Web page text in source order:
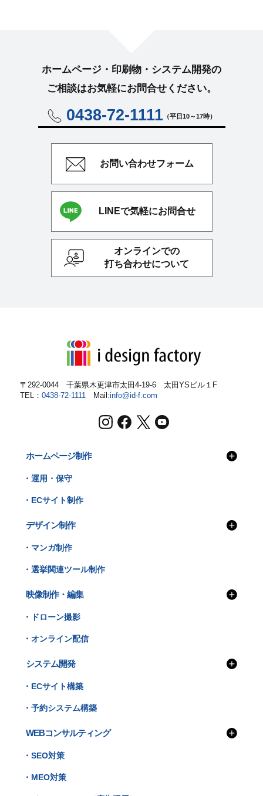
ホームページ・印刷物・システム開発の
ご相談はお気軽にお問合せください。
0438-72-1111 （平日10～17時）
お問い合わせフォーム
LINEで気軽にお問合せ
オンラインでの
打ち合わせについて
〒292-0044 千葉県木更津市太田4-19-6 太田YSビル１F
TEL： 0438-72-1111 Mail:info@id-f.com
ホームページ制作
・運用・保守
・ECサイト制作
デザイン制作
・マンガ制作
・選挙関連ツール制作
映像制作・編集
・ドローン撮影
・オンライン配信
システム開発
・ECサイト構築
・予約システム構築
WEBコンサルティング
・SEO対策
・MEO対策